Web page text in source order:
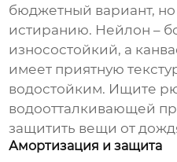
бюджетный вариант,
истиранию. Нейлон –
износостойкий, а
имеет приятную
водостойким. Ищите
водоотталкивающей
защитить вещи от
Амортизация и защита